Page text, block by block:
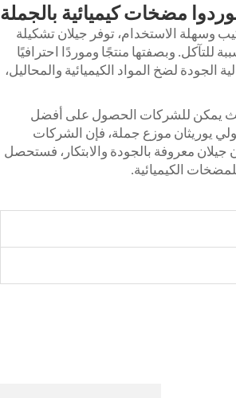
مضخات كيميائية بالجملة
وسهلة الاستخدام، توفر جيلان تشكيلة
للتآكل. وبصفتها منتجًا وموردًا احترافيًا
لضخ المواد الكيميائية والمحاليل،
يمكن للشركات الحصول على أفضل
يوريثان موزع جملة، فإن الشركات
جيلان معروفة بالجودة والابتكار، فستحصل
الكيميائية.